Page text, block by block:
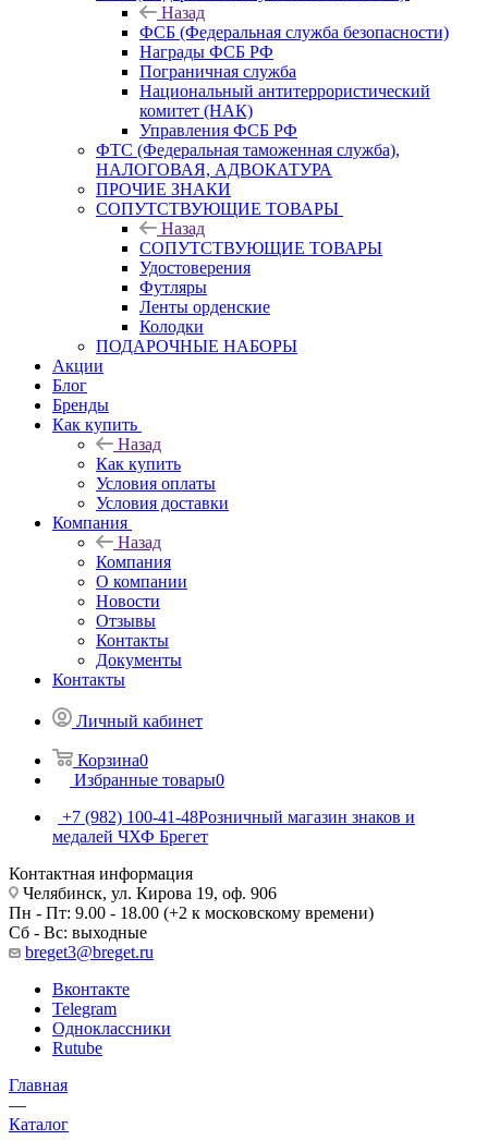
Назад
ФСБ (Федеральная служба безопасности)
Награды ФСБ РФ
Пограничная служба
Национальный антитеррористический
комитет (НАК)
Управления ФСБ РФ
ФТС (Федеральная таможенная служба),
НАЛОГОВАЯ, АДВОКАТУРА
ПРОЧИЕ ЗНАКИ
СОПУТСТВУЮЩИЕ ТОВАРЫ
Назад
СОПУТСТВУЮЩИЕ ТОВАРЫ
Удостоверения
Футляры
Ленты орденские
Колодки
ПОДАРОЧНЫЕ НАБОРЫ
Акции
Блог
Бренды
Как купить
Назад
Как купить
Условия оплаты
Условия доставки
Компания
Назад
Компания
О компании
Новости
Отзывы
Контакты
Документы
Контакты
Личный кабинет
Корзина0
Избранные товары0
+7 (982) 100-41-48Розничный магазин знаков и
медалей ЧХФ Брегет
Контактная информация
Челябинск, ул. Кирова 19, оф. 906
Пн - Пт: 9.00 - 18.00 (+2 к московскому времени)
Сб - Вс: выходные
breget3@breget.ru
Вконтакте
Telegram
Одноклассники
Rutube
Главная
—
Каталог